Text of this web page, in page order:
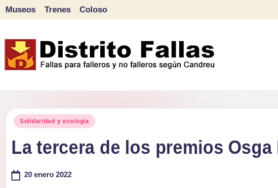
contenido
Museos Trenes Coloso
Publicado
Solidaridad y ecología
La tercera de los premios Osga
20 enero 2022